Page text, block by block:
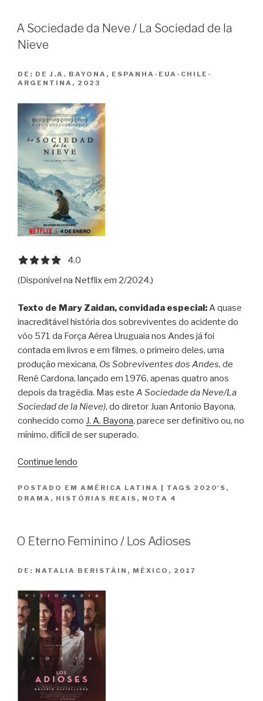
A Sociedade da Neve / La Sociedad de la
Nieve
DE: DE J.A. BAYONA, ESPANHA-EUA-CHILE-
ARGENTINA, 2023
4.0 out of 5.0 stars
4.0
(Disponível na Netflix em 2/2024.)
Texto de Mary Zaidan, convidada especial:A quase
inacreditável história dos sobreviventes do acidente do
vôo 571 da Força Aérea Uruguaia nos Andes já foi
contada em livros e em filmes, o primeiro deles, uma
produção mexicana, Os Sobreviventes dos Andes, de
René Cardona, lançado em 1976, apenas quatro anos
depois da tragédia. Mas este A Sociedade da Neve/La
Sociedad de la Nieve), do diretor Juan Antonio Bayona,
conhecido como J. A. Bayona, parece ser definitivo ou, no
mínimo, difícil de ser superado.
Continue lendo
da
Neve
Sociedad
la
Nieve”
POSTADO EM AMÉRICA LATINA | TAGS 2020'S ,
DRAMA , HISTÓRIAS REAIS , NOTA 4
O Eterno Feminino / Los Adioses
DE: NATALIA BERISTÁIN, MÉXICO, 2017